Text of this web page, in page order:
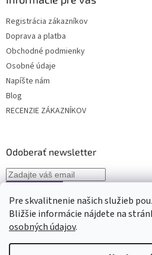
Pre skvalitnenie našich služieb
Bližšie informácie nájdete na
osobných údajov.
Registrácia zákazníkov
Doprava a platba
Obchodné podmienky
Osobné údaje
Napíšte nám
Blog
RECENZIE ZÁKAZNÍKOV
Odoberať newsletter
Vložením e-mailu súhlasíte s
údajov